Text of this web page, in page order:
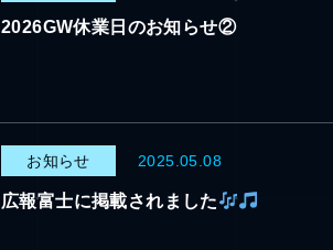
2026GW休業日のお知らせ②
お知らせ 2025.05.08
広報富士に掲載されました